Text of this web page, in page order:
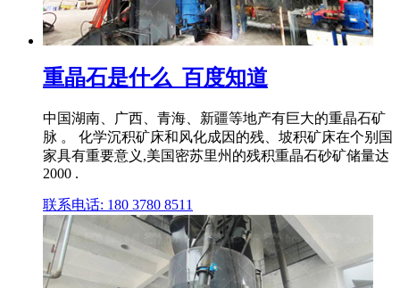
重晶石是什么_百度知道
中国湖南、广西、青海、新疆等地产有巨大的重晶石矿
脉 。 化学沉积矿床和风化成因的残、坡积矿床在个别国
家具有重要意义,美国密苏里州的残积重晶石砂矿储量达
2000 .
联系电话: 180 3780 8511